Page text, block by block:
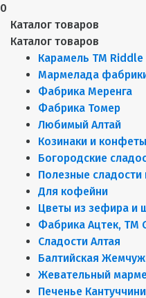
0
Каталог товаров
Каталог товаров
Карамель ТМ Riddle
Мармелада
Фабрика Меренга
Фабрика Томер
Любимый Алтай
Козинаки и
Богородские
Полезные сладости
Для кофейни
Цветы из зефира и
Фабрика Ацтек, ТМ
Сладости Алтая
Балтийская
Жевательный
Печенье Кантуччини